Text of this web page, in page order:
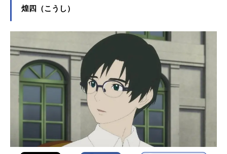
煌四（こうし）